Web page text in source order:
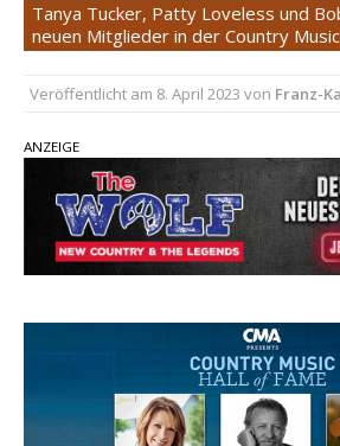
„Choosin‘ Texas“ gehört
pez veröffentlicht neue
Sommernächte
Country Music Hot News
Morgan Wallen, Dolly
Fokus
Tanya Tucker, Patty Loveless und
neuen Mitglieder in der Country
Veröffentlicht am 8. April 2023 von Franz-
ANZEIGE